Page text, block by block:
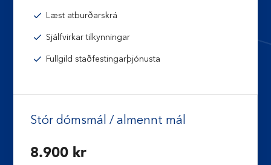
Læst atburðarskrá
Sjálfvirkar tilkynningar
Fullgild staðfestingarþjónusta
Stór dómsmál / almennt mál
8.900 kr